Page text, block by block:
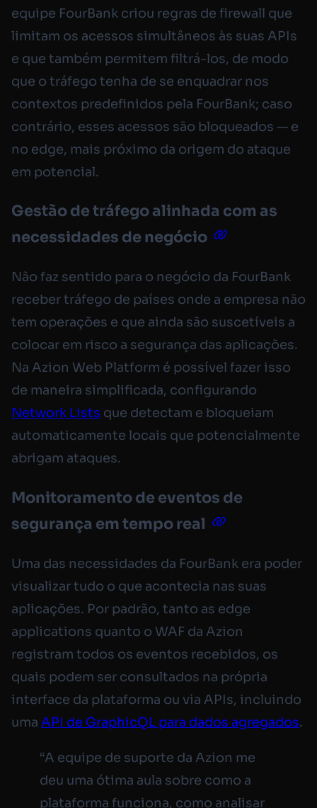
equipe FourBank criou regras de firewall que
limitam os acessos simultâneos às suas APIs
e que também permitem filtrá-los, de modo
que o tráfego tenha de se enquadrar nos
contextos predefinidos pela FourBank; caso
contrário, esses acessos são bloqueados — e
no edge, mais próximo da origem do ataque
em potencial.
Gestão de tráfego alinhada com as
necessidades de negócio
Não faz sentido para o negócio da FourBank
receber tráfego de países onde a empresa não
tem operações e que ainda são suscetíveis a
colocar em risco a segurança das aplicações.
Na Azion Web Platform é possível fazer isso
de maneira simplificada, configurando
Network Lists que detectam e bloqueiam
automaticamente locais que potencialmente
abrigam ataques.
Monitoramento de eventos de
segurança em tempo real
Uma das necessidades da FourBank era poder
visualizar tudo o que acontecia nas suas
aplicações. Por padrão, tanto as edge
applications quanto o WAF da Azion
registram todos os eventos recebidos, os
quais podem ser consultados na própria
interface da plataforma ou via APIs, incluindo
uma API de GraphicQL para dados agregados.
“A equipe de suporte da Azion me
deu uma ótima aula sobre como a
plataforma funciona, como analisar